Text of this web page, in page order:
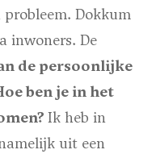
probleem. Dokkum
inwoners. De
de persoonlijke
ben je in het
Ik heb in
uit een